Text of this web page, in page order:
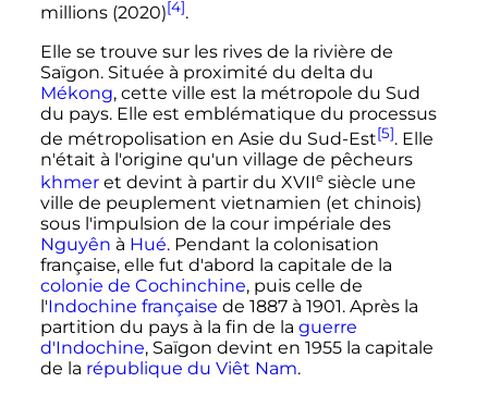
millions (2020)[4].
Elle se trouve sur les rives de la rivière de
Saïgon. Située à proximité du delta du
Mékong, cette ville est la métropole du Sud
du pays. Elle est emblématique du processus
de métropolisation en Asie du Sud-Est[5]. Elle
n'était à l'origine qu'un village de pêcheurs
khmeret devint à partir du XVIIe siècle une
ville de peuplement vietnamien (et chinois)
sous l'impulsion de la cour impériale des
Nguyên à Hué. Pendant la colonisation
française, elle fut d'abord la capitale de la
colonie de Cochinchine, puis celle de
l'Indochine française de 1887 à 1901. Après la
partition du pays à la fin de la guerre
d'Indochine, Saïgon devint en 1955 la capitale
de la république du Viêt Nam.